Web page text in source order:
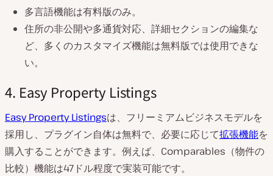
多言語機能は有料版のみ。
住所の非公開や多通貨対応、詳細セクションの編集な
ど、多くのカスタマイズ機能は無料版では使用できな
い。
4. Easy Property Listings
Easy Property Listingsは、フリーミアムビジネスモデルを
採用し、プラグイン自体は無料で、必要に応じて拡張機能を
購入することができます。例えば、Comparables（物件の
比較）機能は47ドル程度で実装可能です。